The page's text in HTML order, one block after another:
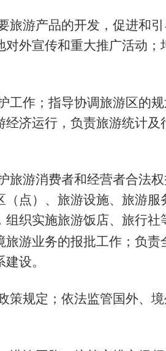
旅游产品的开发，促进和
外宣传和重大推广活动；
工作；指导协调旅游区的
济运行，负责旅游统计
游消费者和经营者合法
点）、旅游设施、旅游
组织实施旅游饭店、旅行
游业务的报批工作；负
设。
策规定；依法监管国外、